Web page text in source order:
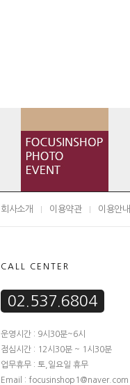
회사소개 이용약관 이용안내
CALL CENTER
02.537.6804
운영시간 : 9시30분~6시
점심시간 : 12시30분 ~ 1시30분
업무휴무 : 토,일요일 휴무
Email : focusinshop1@naver.com